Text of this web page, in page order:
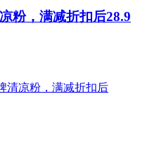
粉，满减折扣后28.9